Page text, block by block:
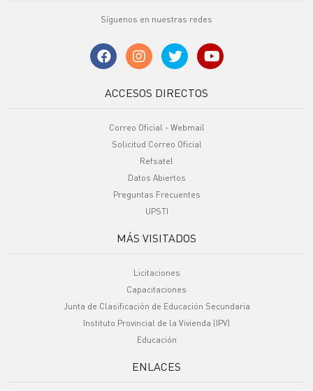
Síguenos en nuestras redes
ACCESOS DIRECTOS
Correo Oficial - Webmail
Solicitud Correo Oficial
Refsatel
Datos Abiertos
Preguntas Frecuentes
UPSTI
MÁS VISITADOS
Licitaciones
Capacitaciones
Junta de Clasificación de Educación Secundaria
Instituto Provincial de la Vivienda (IPV)
Educación
ENLACES